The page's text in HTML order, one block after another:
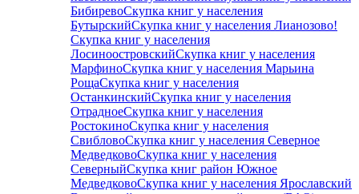
БибиревоСкупка книг у населения
БутырскийСкупка книг у населения Лианозово!
Скупка книг у населения
ЛосиноостровскийСкупка книг у населения
МарфиноСкупка книг у населения Марьина
РощаСкупка книг у населения
ОстанкинскийСкупка книг у населения
ОтрадноеСкупка книг у населения
РостокиноСкупка книг у населения
СвибловоСкупка книг у населения Северное
МедведковоСкупка книг у населения
СеверныйСкупка книг район Южное
МедведковоСкупка книг у населения Ярославский